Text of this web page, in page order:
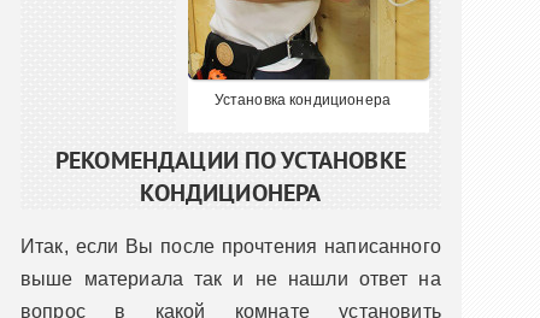
Установка кондиционера
РЕКОМЕНДАЦИИ ПО УСТАНОВКЕ
КОНДИЦИОНЕРА
Итак, если Вы после прочтения написанного
выше материала так и не нашли ответ на
вопрос в какой комнате установить